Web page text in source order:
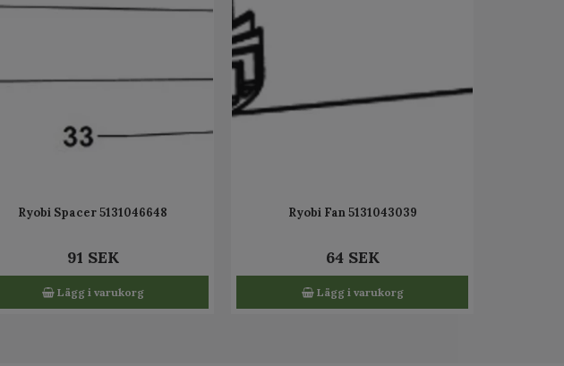
Ryobi Spacer 5131046648
91 SEK
Lägg i varukorg
Ryobi Fan 5131043039
64 SEK
Lägg i varukorg